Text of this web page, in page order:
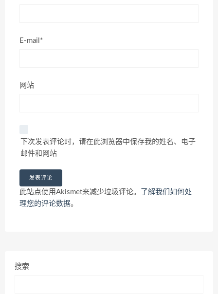
E-mail*
网站
下次发表评论时，请在此浏览器中保存我的姓名、电子
邮件和网站
此站点使用Akismet来减少垃圾评论。
了解我们如何处
理您的评论数据。
搜索